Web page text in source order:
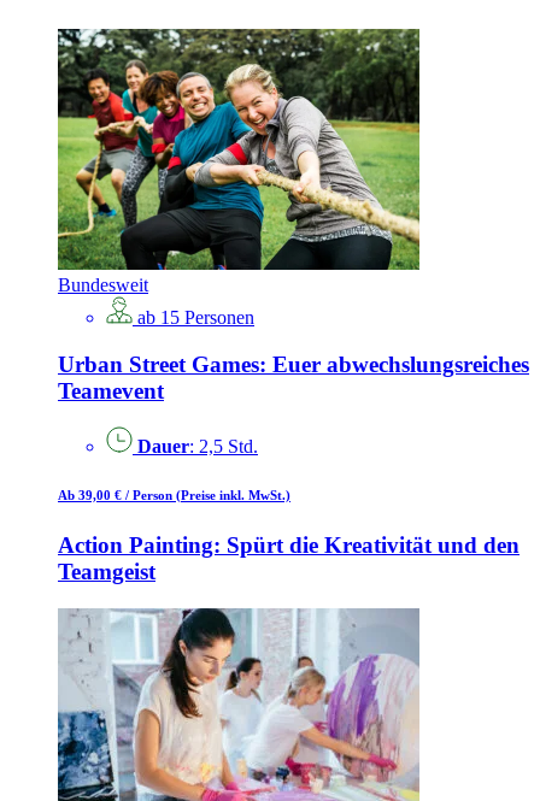
Bundesweit
ab 15 Personen
Urban Street Games: Euer abwechslungsreiches
Teamevent
Dauer: 2,5 Std.
Ab 39,00 € / Person (Preise inkl. MwSt.)
Action Painting: Spürt die Kreativität und den
Teamgeist